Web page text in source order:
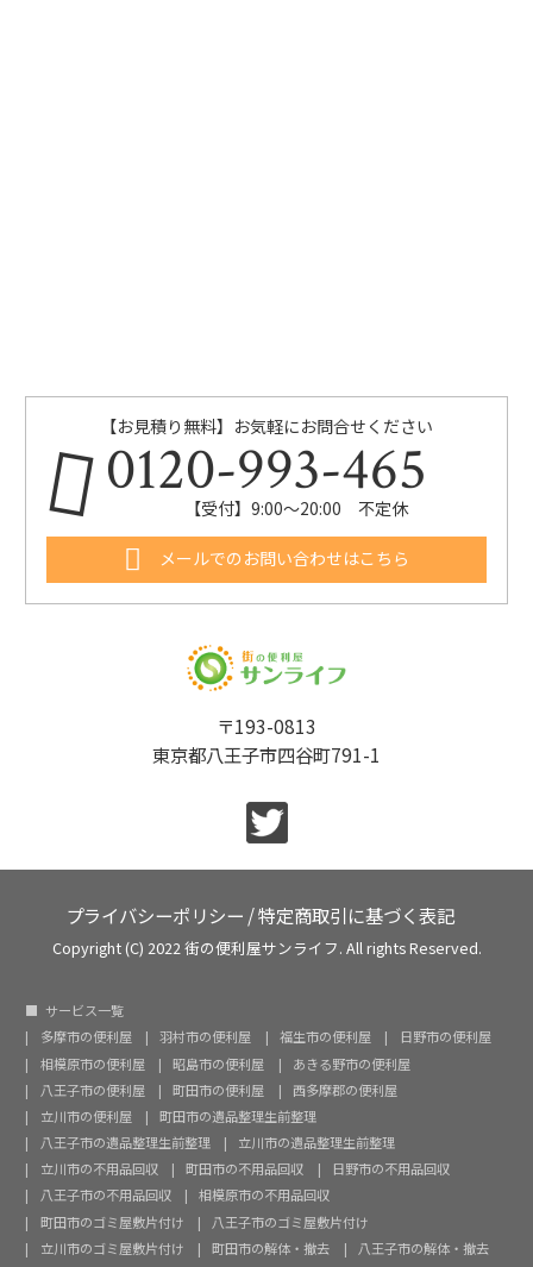
【お見積り無料】お気軽にお問合せください
0120-993-465
【受付】9:00～20:00 不定休
メールでのお問い合わせはこちら
〒193-0813
東京都八王子市四谷町791-1
プライバシーポリシー /特定商取引に基づく表記
Copyright (C) 2022 街の便利屋サンライフ. All rights Reserved.
サービス一覧
多摩市の便利屋
羽村市の便利屋 福生市の便利屋
日野市の便利屋
相模原市の便利屋
昭島市の便利屋
あきる野市の便利屋
八王子市の便利屋
町田市の便利屋
西多摩郡の便利屋
立川市の便利屋
町田市の遺品整理生前整理
八王子市の遺品整理生前整理
立川市の遺品整理生前整理
立川市の不用品回収
町田市の不用品回収
日野市の不用品回収
八王子市の不用品回収
相模原市の不用品回収
町田市のゴミ屋敷片付け
八王子市のゴミ屋敷片付け
立川市のゴミ屋敷片付け
町田市の解体・撤去
八王子市の解体・撤去